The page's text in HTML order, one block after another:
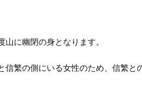
に幽閉の身となります。
信繁の側にいる女性のため、信繁と